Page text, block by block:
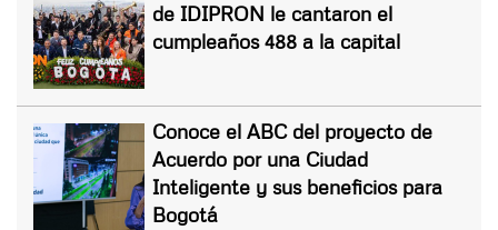
de IDIPRON le cantaron el
cumpleaños 488 a la capital
Conoce el ABC del proyecto de
Acuerdo por una Ciudad
Inteligente y sus beneficios para
Bogotá